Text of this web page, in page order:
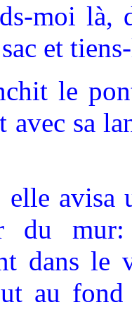
moi là,
et
le
avec sa
avisa
du
dans le
au fond